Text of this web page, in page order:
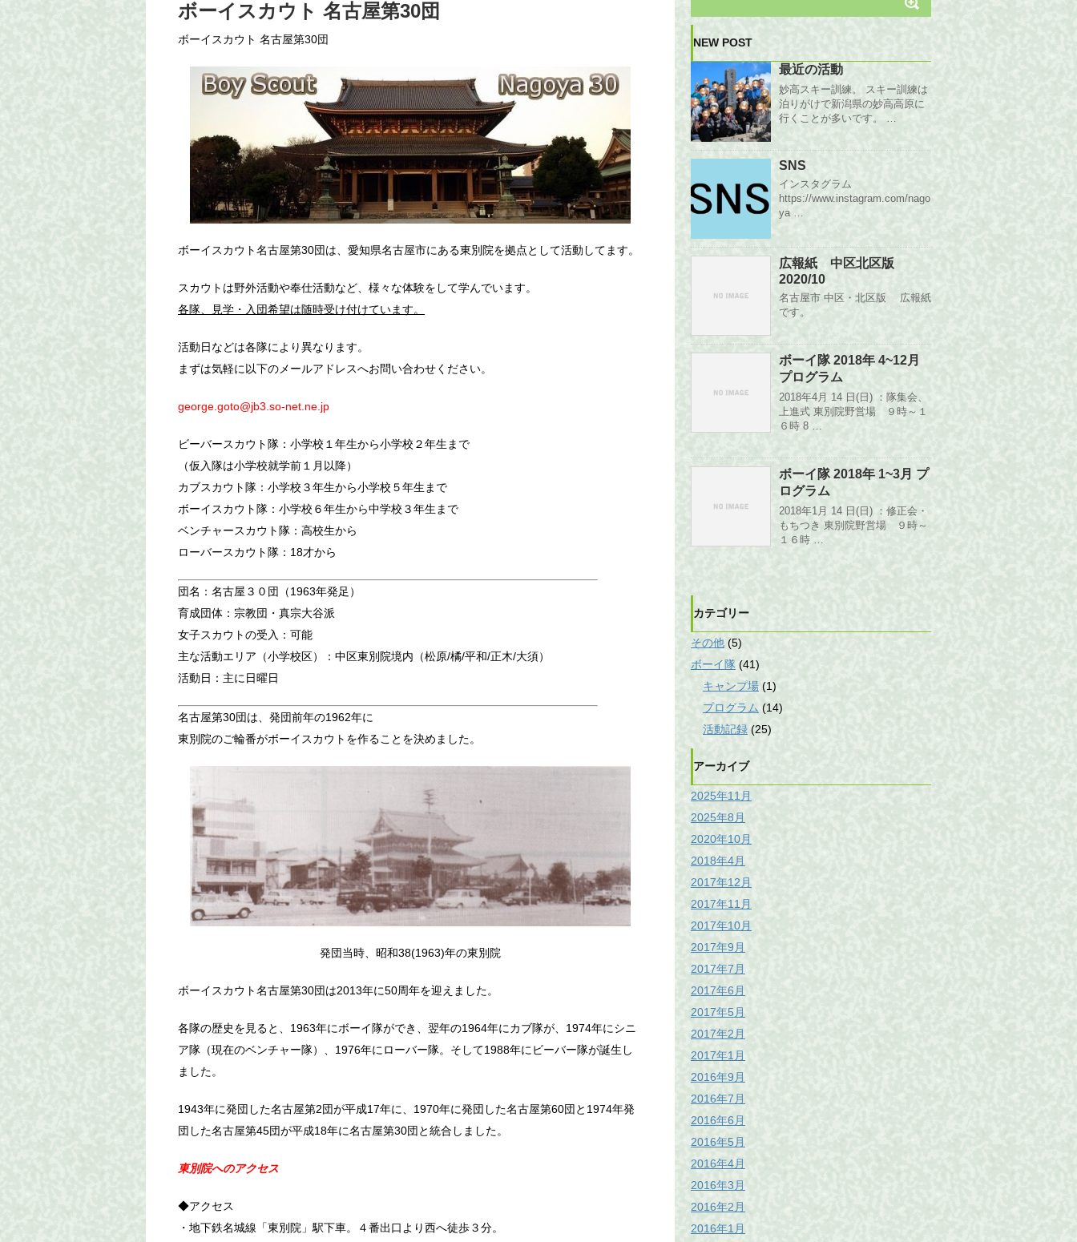
ボーイスカウト 名古屋第30団
ボーイスカウト 名古屋第30団
ボーイスカウト名古屋第30団は、愛知県名古屋市にある東別院を拠点として活動してます。
スカウトは野外活動や奉仕活動など、様々な体験をして学んでいます。
各隊、見学・入団希望は随時受け付けています。
活動日などは各隊により異なります。
まずは気軽に以下のメールアドレスへお問い合わせください。
george.goto@jb3.so-net.ne.jp
ビーバースカウト隊：小学校１年生から小学校２年生まで
（仮入隊は小学校就学前１月以降）
カブスカウト隊：小学校３年生から小学校５年生まで
ボーイスカウト隊：小学校６年生から中学校３年生まで
ベンチャースカウト隊：高校生から
ローバースカウト隊：18才から
団名：名古屋３０団（1963年発足）
育成団体：宗教団・真宗大谷派
女子スカウトの受入：可能
主な活動エリア（小学校区）：中区東別院境内（松原/橘/平和/正木/大須）
活動日：主に日曜日
名古屋第30団は、発団前年の1962年に
東別院のご輪番がボーイスカウトを作ることを決めました。
発団当時、昭和38(1963)年の東別院
ボーイスカウト名古屋第30団は2013年に50周年を迎えました。
各隊の歴史を見ると、1963年にボーイ隊ができ、翌年の1964年にカブ隊が、1974年にシニ
ア隊（現在のベンチャー隊）、1976年にローバー隊。そして1988年にビーバー隊が誕生し
ました。
1943年に発団した名古屋第2団が平成17年に、1970年に発団した名古屋第60団と1974年発
団した名古屋第45団が平成18年に名古屋第30団と統合しました。
東別院へのアクセス
◆アクセス
・地下鉄名城線「東別院」駅下車。４番出口より西へ徒歩３分。
NEW POST
最近の活動
妙高スキー訓練。 スキー訓練は
泊りがけで新潟県の妙高高原に
行くことが多いです。 …
SNS
インスタグラム
https://www.instagram.com/nago
ya …
広報紙 中区北区版
2020/10
名古屋市 中区・北区版 広報紙
です。
ボーイ隊 2018年 4~12月
プログラム
2018年4月 14 日(日) ：隊集会、
上進式 東別院野営場 ９時～１
６時 8 …
ボーイ隊 2018年 1~3月 プ
ログラム
2018年1月 14 日(日) ：修正会・
もちつき 東別院野営場 ９時～
１６時 …
カテゴリー
その他 (5)
ボーイ隊 (41)
キャンプ場 (1)
プログラム (14)
活動記録 (25)
アーカイブ
2025年11月
2025年8月
2020年10月
2018年4月
2017年12月
2017年11月
2017年10月
2017年9月
2017年7月
2017年6月
2017年5月
2017年2月
2017年1月
2016年9月
2016年7月
2016年6月
2016年5月
2016年4月
2016年3月
2016年2月
2016年1月